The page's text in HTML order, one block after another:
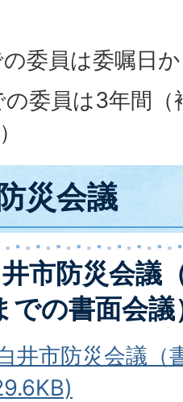
委員は委嘱日
委員は3年間（
災会議
市防災会議
での書面会議
井市防災会議（